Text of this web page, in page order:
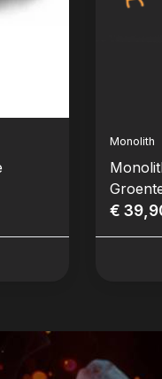
Monolith
€